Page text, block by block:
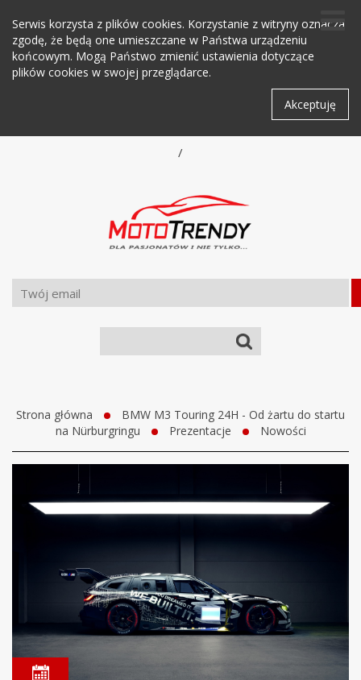
Serwis korzysta z plików cookies. Korzystanie z witryny oznacza
zgodę, że będą one umieszczane w Państwa urządzeniu
końcowym. Mogą Państwo zmienić ustawienia dotyczące
plików cookies w swojej przeglądarce.
Akceptuję
/
Strona główna
BMW M3 Touring 24H - Od żartu do startu
na Nürburgringu
Prezentacje Nowości